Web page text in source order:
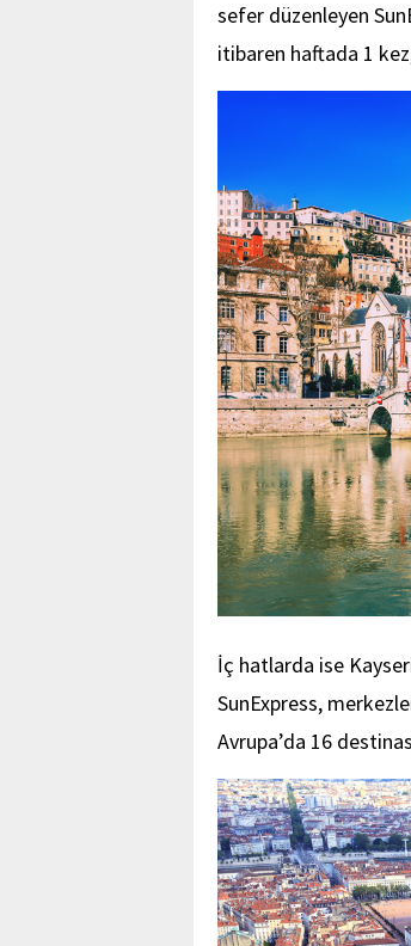
sefer düzenleyen
itibaren haftada 1
İç hatlarda ise
SunExpress,
Avrupa’da 16